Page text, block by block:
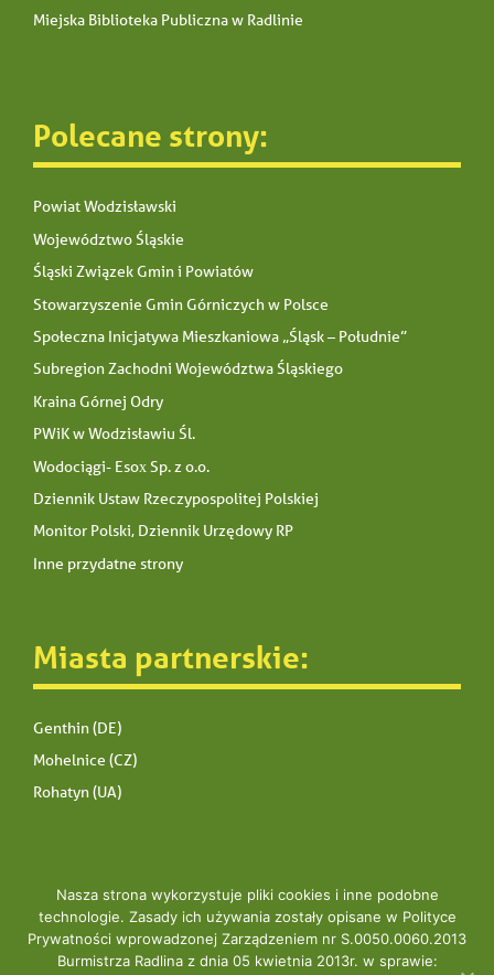
Miejska Biblioteka Publiczna w Radlinie
Polecane strony:
Powiat Wodzisławski
Województwo Śląskie
Śląski Związek Gmin i Powiatów
Stowarzyszenie Gmin Górniczych w Polsce
Społeczna Inicjatywa Mieszkaniowa „Śląsk – Południe”
Subregion Zachodni Województwa Śląskiego
Kraina Górnej Odry
PWiK w Wodzisławiu Śl.
Wodociągi- Esox Sp. z o.o.
Dziennik Ustaw Rzeczypospolitej Polskiej
Monitor Polski, Dziennik Urzędowy RP
Inne przydatne strony
Miasta partnerskie:
Genthin (DE)
Mohelnice (CZ)
Rohatyn (UA)
Copyright © 2020 UM Radlin
Nasza strona wykorzystuje pliki cookies i inne podobne
technologie. Zasady ich używania zostały opisane w Polityce
Prywatności wprowadzonej Zarządzeniem nr S.0050.0060.2013
Burmistrza Radlina z dnia 05 kwietnia 2013r. w sprawie: